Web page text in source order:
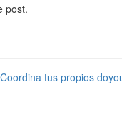
post.
Coordina tus propios